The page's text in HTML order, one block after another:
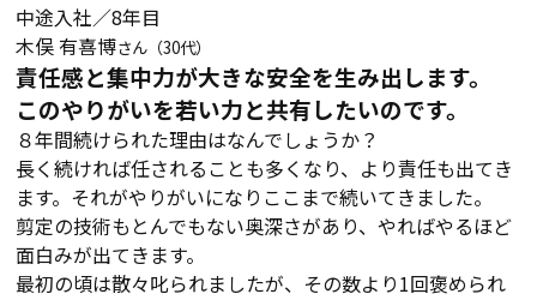
中途入社／8年目
木俣 有喜博さん（30代）
責任感と集中力が大きな安全を生み出します。
このやりがいを若い力と共有したいのです。
８年間続けられた理由はなんでしょうか？
長く続ければ任されることも多くなり、より責任も出てき
ます。それがやりがいになりここまで続いてきました。
剪定の技術もとんでもない奥深さがあり、やればやるほど
面白みが出てきます。
最初の頃は散々叱られましたが、その数より1回褒められ